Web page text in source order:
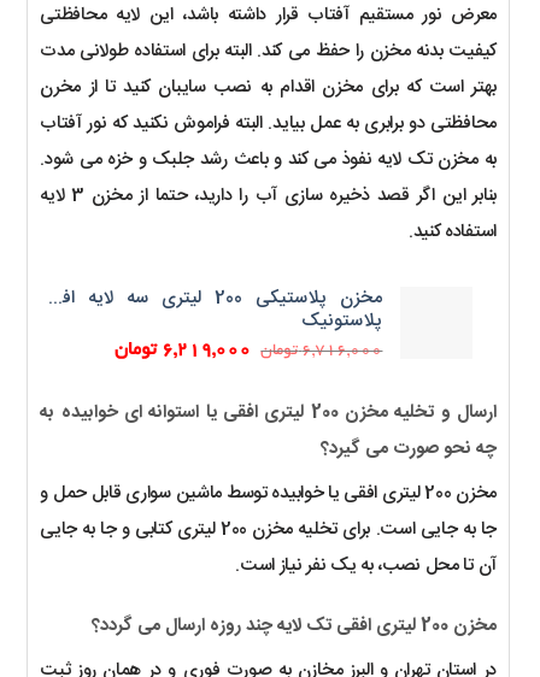
معرض نور مستقیم آفتاب قرار داشته باشد، این لایه محافظتی
کیفیت بدنه مخزن را حفظ می کند. البته برای استفاده طولانی مدت
بهتر است که برای مخزن اقدام به نصب سایبان کنید تا از مخرن
محافظتی دو برابری به عمل بیاید. البته فراموش نکنید که نور آفتاب
به مخزن تک لایه نفوذ می کند و باعث رشد جلبک و خزه می شود.
بنابر این اگر قصد ذخیره سازی آب را دارید، حتما از مخزن 3 لایه
استفاده کنید.
مخزن پلاستیکی 200 لیتری سه لایه افقی
پلاستونیک
6,716,000 تومان
قیمت
6,716,000 تومان
بود.
6,219,000 تومانقیمت
6,219,000 تومان.
ارسال و تخلیه مخزن 200 لیتری افقی یا استوانه ای خوابیده به
چه نحو صورت می گیرد؟
مخزن 200 لیتری افقی یا خوابیده توسط ماشین سواری قابل حمل و
جا به جایی است. برای تخلیه مخزن 200 لیتری کتابی و جا به جایی
آن تا محل نصب، به یک نفر نیاز است.
مخزن 200 لیتری افقی تک لایه چند روزه ارسال می گردد؟
در استان تهران و البرز مخازن به صورت فوری و در همان روز ثبت